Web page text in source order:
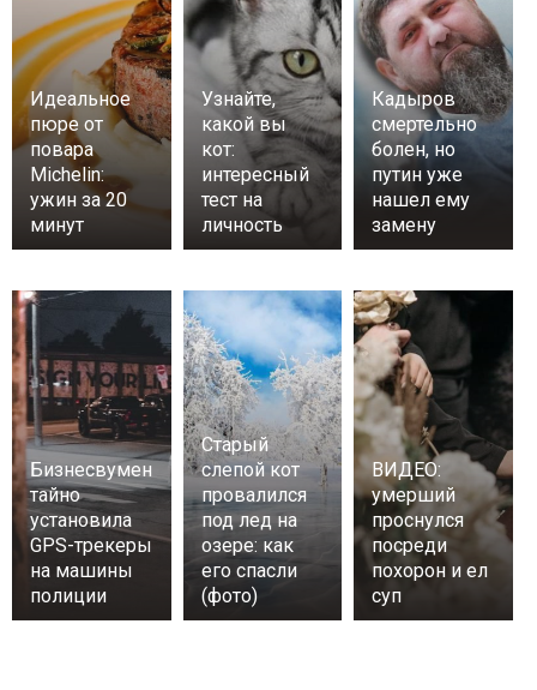
Идеальное
пюре от
повара
Michelin:
ужин за 20
минут
Узнайте,
какой вы
кот:
интересный
тест на
личность
Кадыров
смертельно
болен, но
путин уже
нашел ему
замену
Бизнесвумен
тайно
установила
GPS-трекеры
на машины
полиции
Старый
слепой кот
провалился
под лед на
озере: как
его спасли
(фото)
ВИДЕО:
умерший
проснулся
посреди
похорон и ел
суп